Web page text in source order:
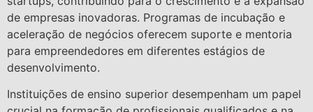
de empresas inovadoras. Programas de incubação e
aceleração de negócios oferecem suporte e mentoria
para empreendedores em diferentes estágios de
desenvolvimento.
Instituições de ensino superior desempenham um papel